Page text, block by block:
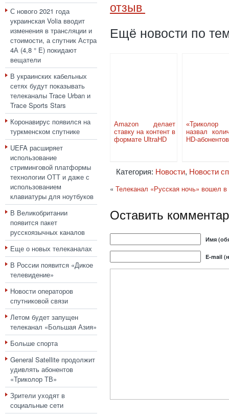
С нового 2021 года
украинская Volia вводит
изменения в трансляции и
стоимости, а спутник Астра
4А (4,8 ° E) покидают
вещатели
В украинских кабельных
сетях будут показывать
телеканалы Trace Urban и
Trace Sports Stars
Коронавирус появился на
туркменском спутнике
UEFA расширяет
использование
стриминговой платформы
технологии ОТТ и даже с
использованием
клавиатуры для ноутбуков
В Великобритании
появится пакет
русскоязычных каналов
Еще о новых телеканалах
В России появится «Дикое
телевидение»
Новости операторов
спутниковой связи
Летом будет запущен
телеканал «Большая Азия»
Больше спорта
General Satellite продолжит
удивлять абонентов
«Триколор ТВ»
Зрители уходят в
социальные сети
отзыв
Ещё новости по
Amazon делает
ставку на контент в
формате UltraHD
назвал
HD-абонентов
Категория: Новости, Новости
« Телеканал «Русская ночь» вошел
Оставить
Имя
E-mail